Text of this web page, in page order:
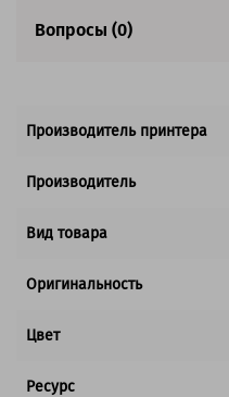
Вопросы (0)
Производитель принтера
Производитель
Вид товара
Оригинальность
Цвет
Ресурс